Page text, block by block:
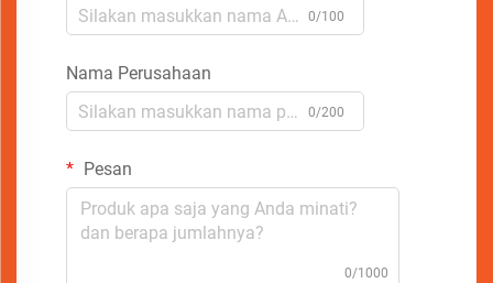
0/100
Nama Perusahaan
0/200
Pesan
0/1000